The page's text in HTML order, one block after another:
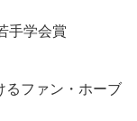
学会賞
るファン・ホーブ